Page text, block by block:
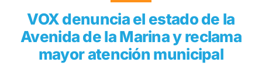
VOX denuncia el estado de la
Avenida de la Marina y reclama
mayor atención municipal